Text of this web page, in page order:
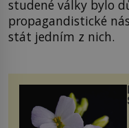
studené války bylo
propagandistické
stát jedním z nich.